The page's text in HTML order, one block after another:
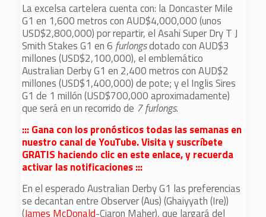
La excelsa cartelera cuenta con: la Doncaster Mile
G1 en 1,600 metros con AUD$4,000,000 (unos
USD$2,800,000) por repartir, el Asahi Super Dry T J
Smith Stakes G1 en 6 furlongsdotado con AUD$3
millones (USD$2,100,000), el emblemático
Australian Derby G1 en 2,400 metros con AUD$2
millones (USD$1,400,000) de pote; y el Inglis Sires
G1 de 1 millón (USD$700,000 aproximadamente)
que será en un recorrido de 7 furlongs.
::: Gana con los pronósticos todas las semanas en
nuestro canal de YouTube. Visita y suscríbete
GRATIS haciendo clic en este enlace, y recuerda
activar las notificaciones :::
En el esperado Australian Derby G1 las preferencias
se decantan entre Observer (Aus) (Ghaiyyath (Ire))
(James McDonald-Ciaron Maher), que largará del